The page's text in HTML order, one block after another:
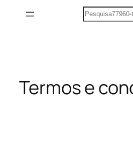
Pesquisar
Termos e